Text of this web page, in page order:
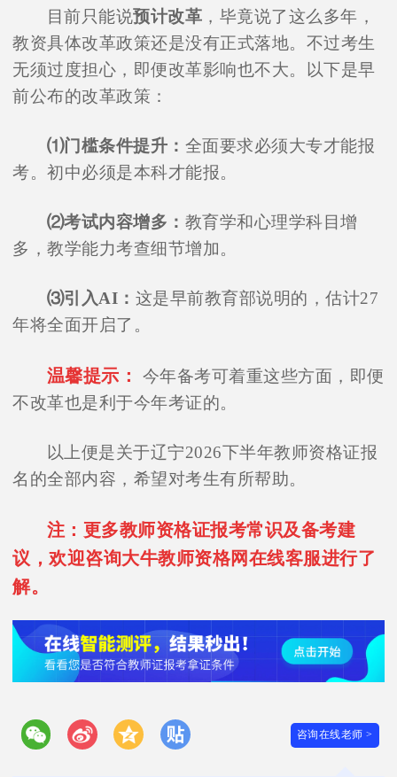
目前只能说预计改革 ，毕竟说了这么多年，
教资具体改革政策还是没有正式落地。不过考生
无须过度担心，即便改革影响也不大。以下是早
前公布的改革政策：
⑴门槛条件提升： 全面要求必须大专才能报
考。初中必须是本科才能报。
⑵考试内容增多： 教育学和心理学科目增
多，教学能力考查细节增加。
⑶引入AI： 这是早前教育部说明的，估计27
年将全面开启了。
温馨提示：
今年备考可着重这些方面，即便
不改革也是利于今年考证的。
以上便是关于辽宁2026下半年教师资格证报
名的全部内容，希望对考生有所帮助。
注：更多教师资格证报考常识及备考建
议，欢迎咨询大牛教师资格网在线客服进行了
解。
咨询在线老师 >